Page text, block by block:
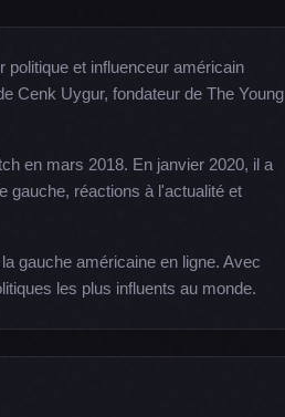
et influenceur américain
Cenk Uygur, fondateur de The Young
en mars 2018. En janvier 2020, il a
gauche, réactions à l'actualité et
gauche américaine en ligne. Avec
les plus influents au monde.